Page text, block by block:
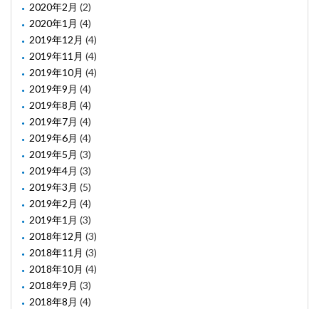
2020年2月 (2)
2020年1月 (4)
2019年12月 (4)
2019年11月 (4)
2019年10月 (4)
2019年9月 (4)
2019年8月 (4)
2019年7月 (4)
2019年6月 (4)
2019年5月 (3)
2019年4月 (3)
2019年3月 (5)
2019年2月 (4)
2019年1月 (3)
2018年12月 (3)
2018年11月 (3)
2018年10月 (4)
2018年9月 (3)
2018年8月 (4)